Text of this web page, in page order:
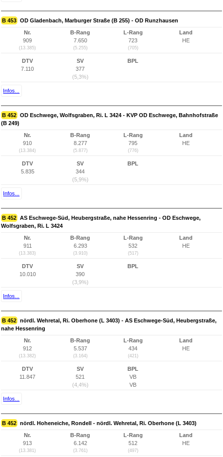
B 453 OD Gladenbach, Marburger Straße (B 255) - OD Runzhausen
Nr.
909
(13.385)
B-Rang
7.650
(5.255)
L-Rang
723
(705)
Land
HE
DTV
7.110
SV
377
(5,3%)
BPL
Infos...
B 452 OD Eschwege, Wolfsgraben, Ri. L 3424 - KVP OD Eschwege, Bahnhofstraße
(B 249)
Nr.
910
(13.384)
B-Rang
8.277
(5.877)
L-Rang
795
(776)
Land
HE
DTV
5.835
SV
344
(5,9%)
BPL
Infos...
B 452 AS Eschwege-Süd, Heubergstraße, nahe Hessenring - OD Eschwege,
Wolfsgraben, Ri. L 3424
Nr.
911
(13.383)
B-Rang
6.293
(3.910)
L-Rang
532
(517)
Land
HE
DTV
10.010
SV
390
(3,9%)
BPL
Infos...
B 452 nördl. Wehretal, Ri. Oberhone (L 3403) - AS Eschwege-Süd, Heubergstraße,
nahe Hessenring
Nr.
912
(13.382)
B-Rang
5.537
(3.164)
L-Rang
434
(421)
Land
HE
DTV
11.847
SV
521
(4,4%)
BPL
VB
VB
Infos...
B 452 nördl. Hoheneiche, Rondell - nördl. Wehretal, Ri. Oberhone (L 3403)
Nr.
913
(13.381)
B-Rang
6.142
(3.761)
L-Rang
512
(497)
Land
HE